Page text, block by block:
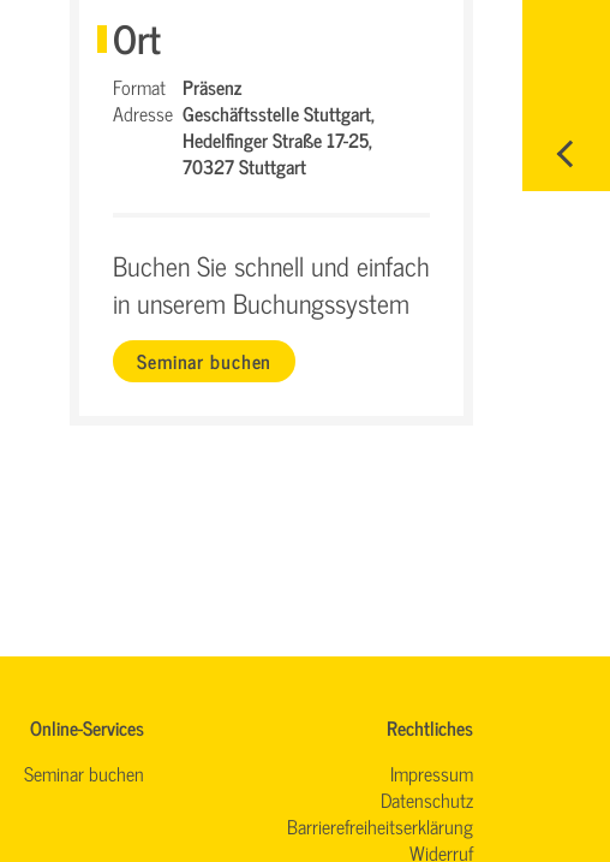
Ort
Format Präsenz
Adresse Geschäftsstelle Stuttgart,
Hedelfinger Straße 17-25,
70327 Stuttgart
Buchen Sie schnell und einfach
in unserem Buchungssystem
Seminar buchen
Online-Services
Seminar buchen
Rechtliches
Impressum
Datenschutz
Barrierefreiheitserklärung
Widerruf